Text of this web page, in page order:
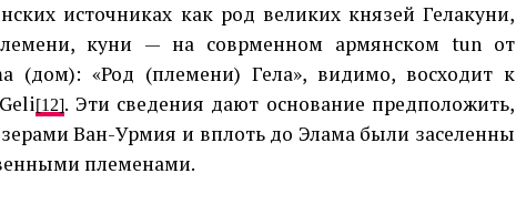
источниках как род великих князей Гелакуни,
куни — на соврменном армянском tun от
(дом): «Род (племени) Гела», видимо, восходит к
[12]. Эти сведения дают основание предположить,
Ван-Урмия и вплоть до Элама были заселенны
племенами.